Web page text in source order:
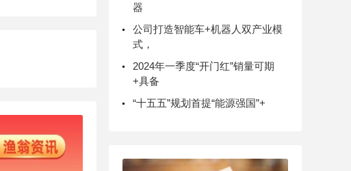
器
公司打造智能车+机器人双产业模
式，
2024年一季度“开门红”销量可期
+具备
“十五五”规划首提“能源强国”+